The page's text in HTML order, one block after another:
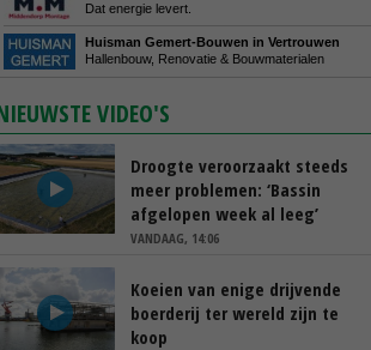
Dat energie levert.
Huisman Gemert-Bouwen in Vertrouwen
Hallenbouw, Renovatie & Bouwmaterialen
VIDEO'S
Droogte veroorzaakt steeds
meer problemen: ‘Bassin
afgelopen week al leeg’
VANDAAG, 14:06
Koeien van enige drijvende
boerderij ter wereld zijn te
koop